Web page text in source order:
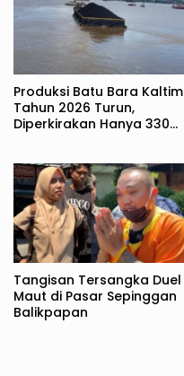
Produksi Batu Bara Kaltim
Tahun 2026 Turun,
Diperkirakan Hanya 330
Tangisan Tersangka Duel
Maut di Pasar Sepinggan
Balikpapan